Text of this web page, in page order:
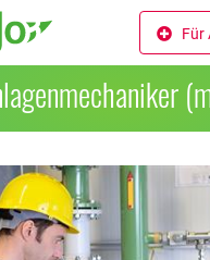
Für